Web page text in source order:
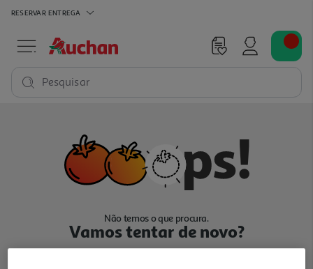
RESERVAR ENTREGA
Pesquisar
Não temos o que procura.
Vamos tentar de novo?